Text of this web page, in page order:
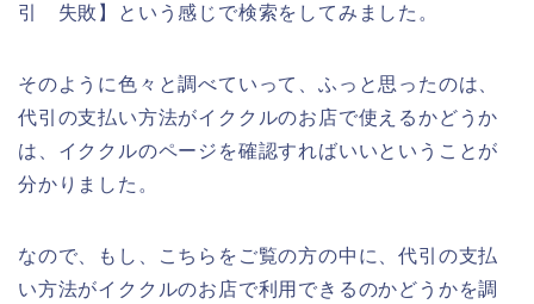
引 失敗】という感じで検索をしてみました。
そのように色々と調べていって、ふっと思ったのは、
代引の支払い方法がイククルのお店で使えるかどうか
は、イククルのページを確認すればいいということが
分かりました。
なので、もし、こちらをご覧の方の中に、代引の支払
い方法がイククルのお店で利用できるのかどうかを調